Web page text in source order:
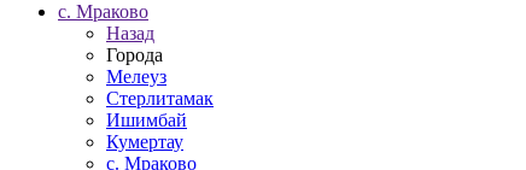
c. Мраково
Назад
Города
Мелеуз
Стерлитамак
Ишимбай
Кумертау
c. Мраково